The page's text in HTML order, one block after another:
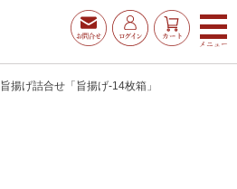
旨揚げ詰合せ「旨揚げ-14枚箱」